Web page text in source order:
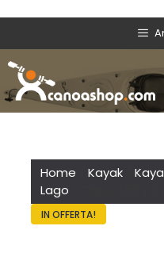
Home Kayak
Lago
IN OFFERTA!